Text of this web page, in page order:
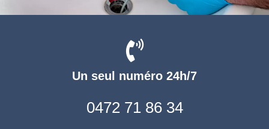
Un seul numéro 24h/7
0472 71 86 34